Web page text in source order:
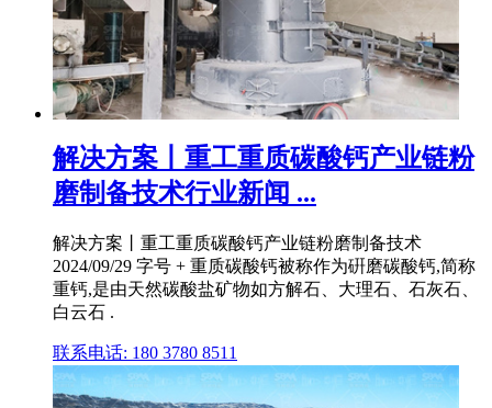
解决方案丨重工重质碳酸钙产业链粉
磨制备技术行业新闻 ...
解决方案丨重工重质碳酸钙产业链粉磨制备技术
2024/09/29 字号 + 重质碳酸钙被称作为硏磨碳酸钙,简称
重钙,是由天然碳酸盐矿物如方解石、大理石、石灰石、
白云石 .
联系电话: 180 3780 8511